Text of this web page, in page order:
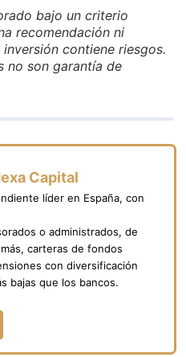
bajo un criterio
recomendación ni
contiene riesgos.
no son garantía de
Capital
líder en España, con
o administrados, de
carteras de fondos
con diversificación
bajas que los bancos.